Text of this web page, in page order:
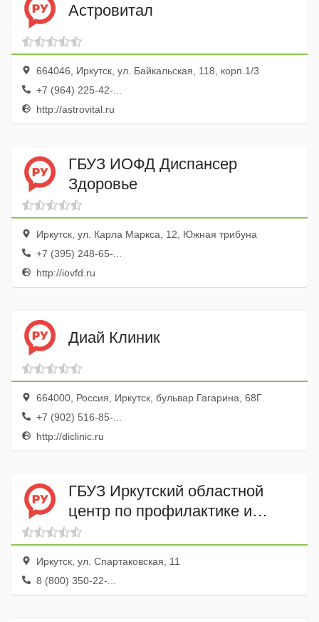
Астровитал
664046, Иркутск, ул. Байкальская, 118, корп.1/3
+7 (964) 225-42-...
http://astrovital.ru
ГБУЗ ИОФД Диспансер
Здоровье
Иркутск, ул. Карла Маркса, 12, Южная трибуна
+7 (395) 248-65-...
http://iovfd.ru
Диай Клиник
664000, Россия, Иркутск, бульвар Гагарина, 68Г
+7 (902) 516-85-...
http://diclinic.ru
ГБУЗ Иркутский областной
центр по профилактике и
борьбе со СПИДом и
инфекционными заболеваниям
Иркутск, ул. Спартаковская, 11
8 (800) 350-22-...